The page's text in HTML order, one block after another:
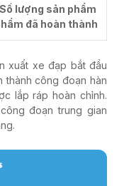
lượng sản phẩm
đã hoàn thành
xuất xe đạp bắt đầu
thành công đoạn hàn
lắp ráp hoàn chỉnh.
đoạn trung gian